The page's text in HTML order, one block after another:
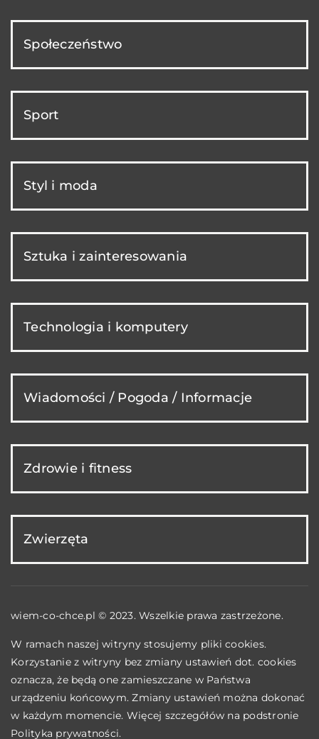
Społeczeństwo
Sport
Styl i moda
Sztuka i zainteresowania
Technologia i komputery
Wiadomości / Pogoda / Informacje
Zdrowie i fitness
Zwierzęta
wiem-co-chce.pl © 2023. Wszelkie prawa zastrzeżone.
W ramach naszej witryny stosujemy pliki cookies.
Korzystanie z witryny bez zmiany ustawień dot. cookies
oznacza, że będą one zamieszczane w Państwa
urządzeniu końcowym. Zmiany ustawień można dokonać
w każdym momencie. Więcej szczegółów na podstronie
Polityka prywatności.